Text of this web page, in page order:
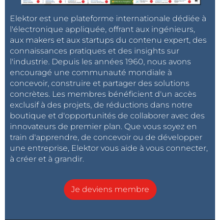
Elektor est une plateforme internationale dédiée à
l'électronique appliquée, offrant aux ingénieurs,
aux makers et aux startups du contenu expert, des
connaissances pratiques et des insights sur
l'industrie. Depuis les années 1960, nous avons
encouragé une communauté mondiale à
concevoir, construire et partager des solutions
concrètes. Les membres bénéficient d'un accès
exclusif à des projets, de réductions dans notre
boutique et d'opportunités de collaborer avec des
innovateurs de premier plan. Que vous soyez en
train d'apprendre, de concevoir ou de développer
une entreprise, Elektor vous aide à vous connecter,
à créer et à grandir.
Je deviens membre